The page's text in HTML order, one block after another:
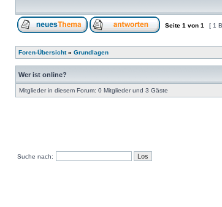
Seite 1 von 1 [ 1
Foren-Übersicht» Grundlagen
Wer ist online?
Mitglieder in diesem Forum: 0 Mitglieder und 3 Gäste
Suche nach: